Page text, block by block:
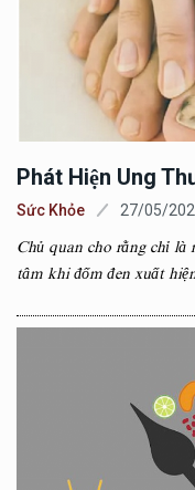
Phát Hiện Ung
Sức Khỏe 27/05/
Chủ quan cho rằng chỉ là
tâm khi đốm đen xuất